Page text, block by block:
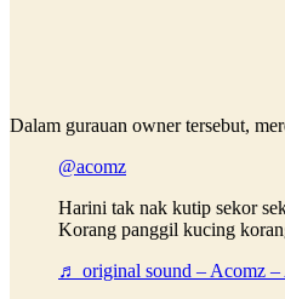
Dalam gurauan owner tersebut,
@acomz
Harini tak nak kutip sekor
Korang panggil kucing
♬ original sound – Acomz –